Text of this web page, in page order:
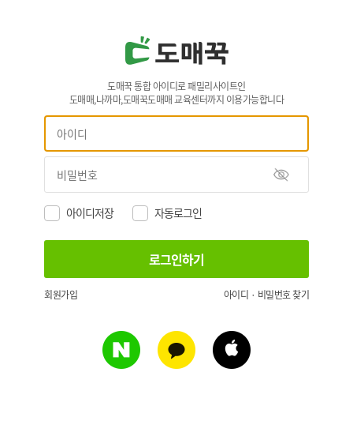
도매꾹 통합 아이디로 패밀리사이트인
도매매,나까마,도매꾹도매매 교육센터까지 이용가능합니다
아이디저장 자동로그인
회원가입 아이디 · 비밀번호 찾기